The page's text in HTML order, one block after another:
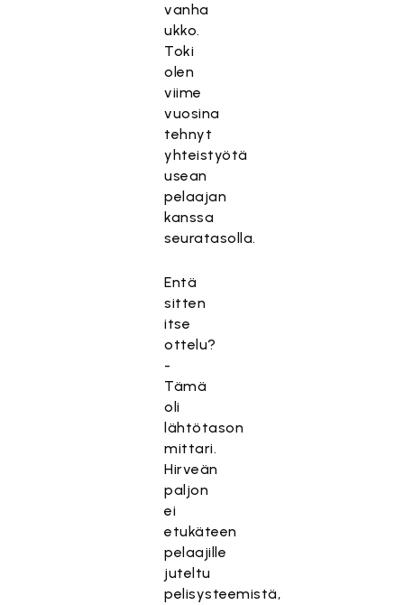
vanha
ukko.
Toki
olen
viime
vuosina
tehnyt
yhteistyötä
usean
pelaajan
kanssa
seuratasolla.
Entä
sitten
itse
ottelu?
-
Tämä
oli
lähtötason
mittari.
Hirveän
paljon
ei
etukäteen
pelaajille
juteltu
pelisysteemistä,